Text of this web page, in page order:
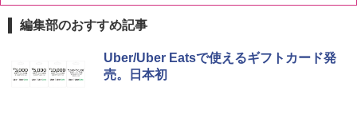
ブラックニッカ ニッカ Nikka ウィスキ
ー4000ml ブラックニッカクリア ウヰス
キー 【日本 アサヒ ウィスキー】 大容量
チキンラーメン どんぶり 85g×12個 日清
食品 インスタント カップ麺
[山善] スチームオーブンレンジ 25L 一人
暮らし 二人暮らし フラットテーブル ス
チーム調理 自動メニュー19種搭載 角皿
編集部のおすすめ記事
Uber/Uber Eatsで使えるギフトカード発
売。日本初